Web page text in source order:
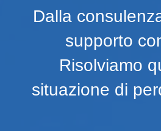
Dalla
supporto
Risolviamo
situazione di